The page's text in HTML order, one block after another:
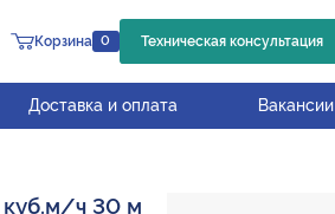
Корзина 0 Техническая консультация
Доставка и оплата Вакансии
куб.м/ч 30 м